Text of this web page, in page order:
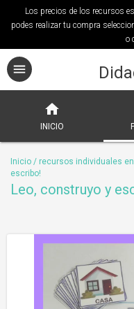
Los precios de los recursos
podes realizar tu compra
o
INICIO
Inicio / recursos individuales
escribo!
Leo, construyo y